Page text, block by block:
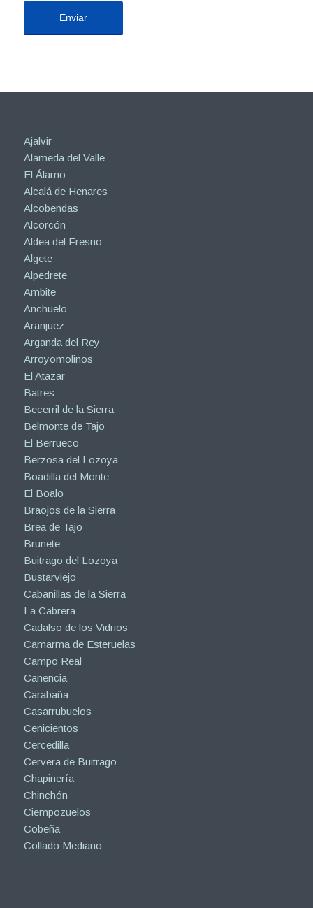
Ajalvir
Alameda del Valle
El Álamo
Alcalá de Henares
Alcobendas
Alcorcón
Aldea del Fresno
Algete
Alpedrete
Ambite
Anchuelo
Aranjuez
Arganda del Rey
Arroyomolinos
El Atazar
Batres
Becerril de la Sierra
Belmonte de Tajo
El Berrueco
Berzosa del Lozoya
Boadilla del Monte
El Boalo
Braojos de la Sierra
Brea de Tajo
Brunete
Buitrago del Lozoya
Bustarviejo
Cabanillas de la Sierra
La Cabrera
Cadalso de los Vidrios
Camarma de Esteruelas
Campo Real
Canencia
Carabaña
Casarrubuelos
Cenicientos
Cercedilla
Cervera de Buitrago
Chapinería
Chinchón
Ciempozuelos
Cobeña
Collado Mediano